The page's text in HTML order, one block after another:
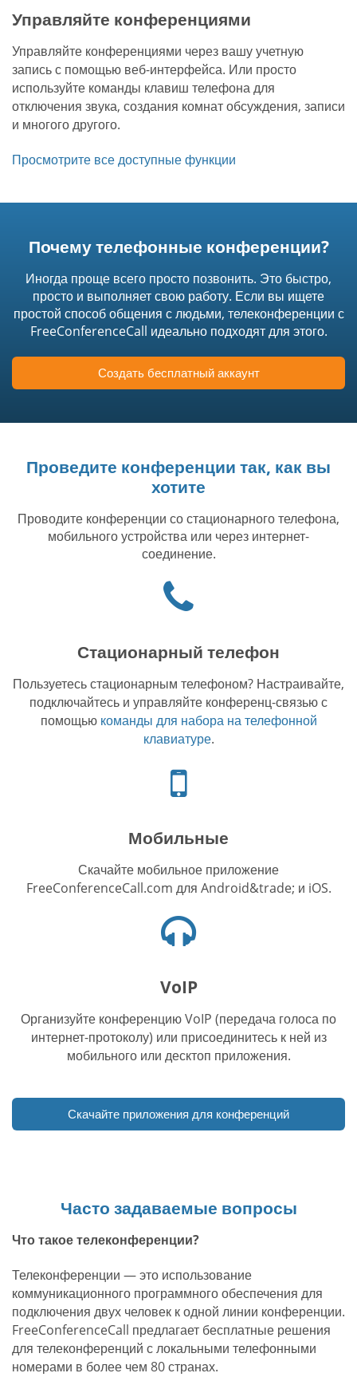
Управляйте конференциями
Управляйте конференциями через вашу учетную
запись с помощью веб-интерфейса. Или просто
используйте команды клавиш телефона для
отключения звука, создания комнат обсуждения, записи
и многого другого.
Просмотрите все доступные функции
Почему телефонные конференции?
Иногда проще всего просто позвонить. Это быстро,
просто и выполняет свою работу. Если вы ищете
простой способ общения с людьми, телеконференции с
FreeConferenceCall идеально подходят для этого.
Создать бесплатный аккаунт
Проведите конференции так, как вы
хотите
Проводите конференции со стационарного телефона,
мобильного устройства или через интернет-
соединение.
"телефон"
Стационарный телефон
Пользуетесь стационарным телефоном? Настраивайте,
подключайтесь и управляйте конференц-связью с
помощью команды для набора на телефонной
клавиатуре.
Иконка
телефона
Мобильные
Скачайте мобильное приложение
FreeConferenceCall.com для Android&trade; и iOS.
наушников
VoIP
Организуйте конференцию VoIP (передача голоса по
интернет-протоколу) или присоединитесь к ней из
мобильного или десктоп приложения.
Скачайте приложения для конференций
Часто задаваемые вопросы
Что такое телеконференции?
Телеконференции — это использование
коммуникационного программного обеспечения для
подключения двух человек к одной линии конференции.
FreeConferenceCall предлагает бесплатные решения
для телеконференций с локальными телефонными
номерами в более чем 80 странах.